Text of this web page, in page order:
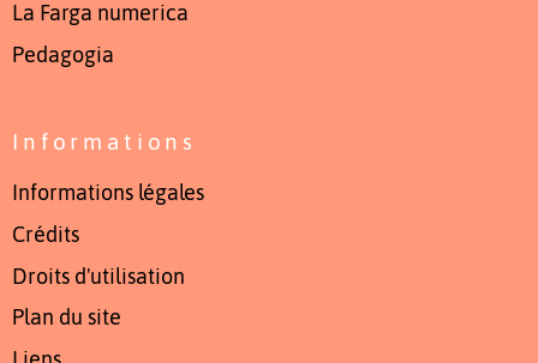
La Farga numerica
Pedagogia
Informations
Informations légales
Crédits
Droits d'utilisation
Plan du site